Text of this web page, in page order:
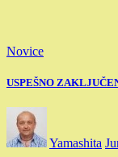
Novice
USPEŠNO
Yamashita